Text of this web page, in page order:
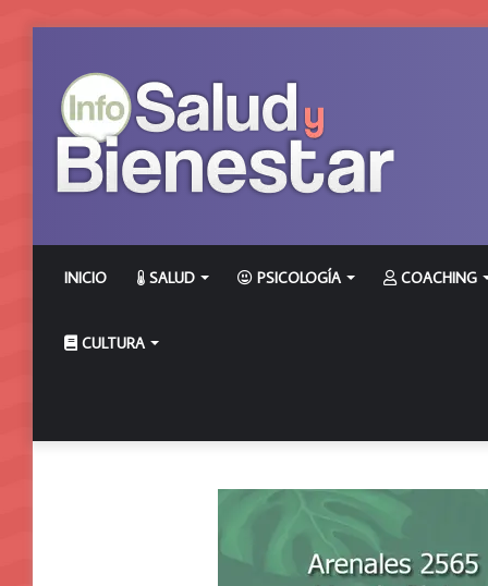
INICIO SALUD PSICOLOGÍA COACHING
CULTURA